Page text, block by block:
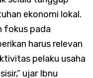
ekonomi lokal.
fokus pada
harus relevan
pelaku usaha
ujar Ibnu